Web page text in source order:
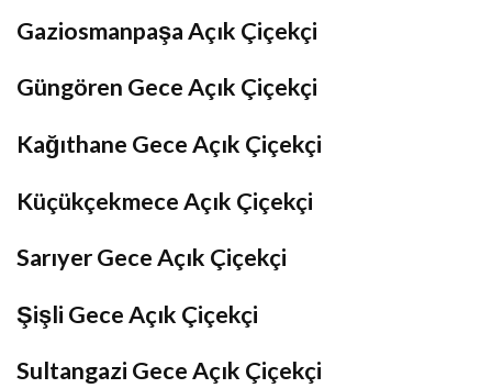
Gaziosmanpaşa Açık Çiçekçi
Güngören Gece Açık Çiçekçi
Kağıthane Gece Açık Çiçekçi
Küçükçekmece Açık Çiçekçi
Sarıyer Gece Açık Çiçekçi
Şişli Gece Açık Çiçekçi
Sultangazi Gece Açık Çiçekçi